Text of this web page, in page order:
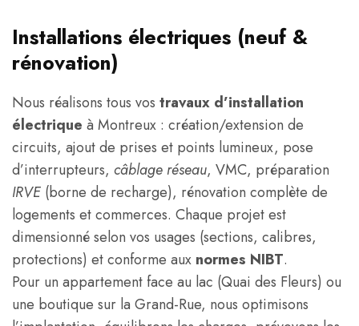
Installations électriques (neuf &
rénovation)
Nous réalisons tous vos travaux d’installation
électrique à Montreux : création/extension de
circuits, ajout de prises et points lumineux, pose
d’interrupteurs, câblage réseau, VMC, préparation
IRVE (borne de recharge), rénovation complète de
logements et commerces. Chaque projet est
dimensionné selon vos usages (sections, calibres,
protections) et conforme aux normes NIBT.
Pour un appartement face au lac (Quai des Fleurs) ou
une boutique sur la Grand-Rue, nous optimisons